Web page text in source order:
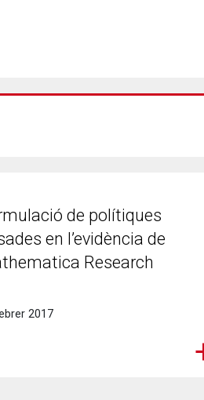
de polítiques
en l’evidència de
Research
2017